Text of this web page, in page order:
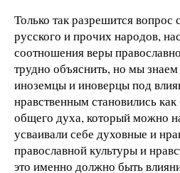
Только так разрешится
русского и прочих народов,
соотношения веры
трудно объяснить, но мы
иноземцы и иноверцы под
нравственным становились
общего духа, который можно
усваивали себе духовные и
православной культуры и
это именно должно быть